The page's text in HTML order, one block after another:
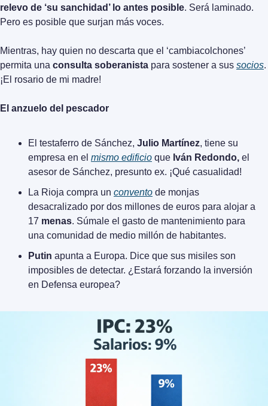
relevo de ‘su sanchidad’ lo antes posible. Será laminado.
Pero es posible que surjan más voces.
Mientras, hay quien no descarta que el ‘cambiacolchones’
permita una consulta soberanista para sostener a sus socios.
¡El rosario de mi madre!
El anzuelo del pescador
El testaferro de Sánchez, Julio Martínez, tiene su
empresa en el mismo edificio que Iván Redondo, el
asesor de Sánchez, presunto ex. ¡Qué casualidad!
La Rioja compra un convento de monjas
desacralizado por dos millones de euros para alojar a
17 menas. Súmale el gasto de mantenimiento para
una comunidad de medio millón de habitantes.
Putin apunta a Europa. Dice que sus misiles son
imposibles de detectar. ¿Estará forzando la inversión
en Defensa europea?